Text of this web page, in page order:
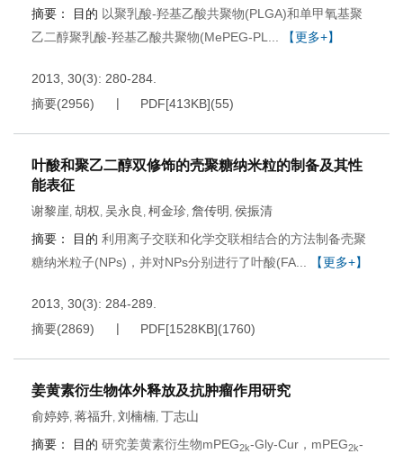
摘要： 目的 以聚乳酸-羟基乙酸共聚物(PLGA)和单甲氧基聚
乙二醇聚乳酸-羟基乙酸共聚物(MePEG-PL...
【更多+】
2013, 30(3): 280-284.
摘要(2956) PDF[413KB](55)
叶酸和聚乙二醇双修饰的壳聚糖纳米粒的制备及其性
能表征
谢黎崖, 胡权, 吴永良 , 柯金珍, 詹传明 , 侯振清
摘要：
目的 利用离子交联和化学交联相结合的方法制备壳聚
糖纳米粒子(NPs)，并对NPs分别进行了叶酸(FA...
【更多+】
2013, 30(3): 284-289.
摘要(2869) PDF[1528KB](1760)
姜黄素衍生物体外释放及抗肿瘤作用研究
俞婷婷, 蒋福升, 刘楠楠, 丁志山
摘要：
目的 研究姜黄素衍生物mPEG2k-Gly-Cur，mPEG2k-